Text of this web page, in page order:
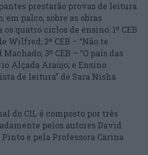
prestarão provas de leitura
em palco, sobre as obras
quatro ciclos de ensino: 1º CEB
Wilfred; 2º CEB – “Não te
3º CEB – “O país das
Alçada Araújo; e Ensino
de leitura” de Sara Nisha
do CIL é composto por três
pelos autores David
e pela Professora Carina